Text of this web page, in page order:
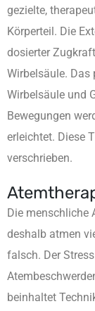
gezielte,
Körperteil. Die
dosierter
Wirbelsäule. Das
Wirbelsäule und
Bewegungen
erleichtet. Diese
verschrieben.
Die menschliche
deshalb atmen
falsch. Der
beinhaltet